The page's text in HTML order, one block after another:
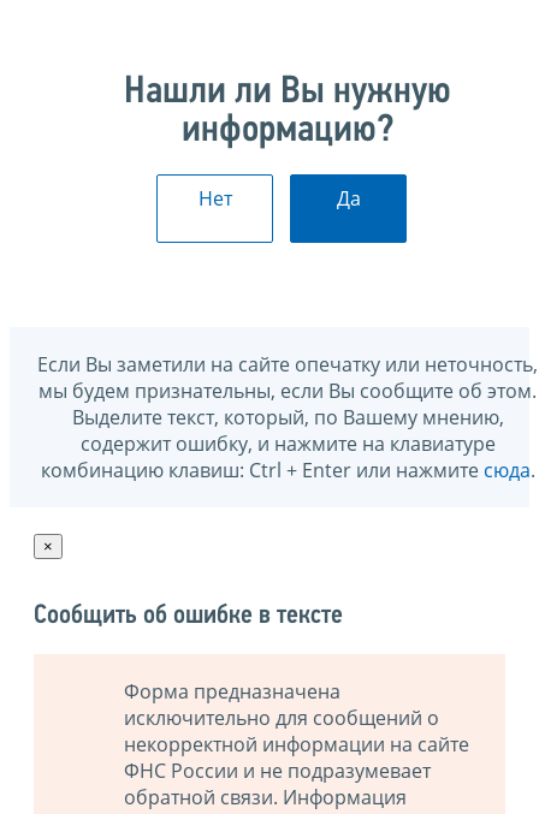
Нашли ли Вы нужную
информацию?
Нет Да
Если Вы заметили на сайте опечатку или неточность,
мы будем признательны, если Вы сообщите об этом.
Выделите текст, который, по Вашему мнению,
содержит ошибку, и нажмите на клавиатуре
комбинацию клавиш: Ctrl + Enter или нажмите сюда.
×
Сообщить об ошибке в тексте
Форма предназначена
исключительно для сообщений о
некорректной информации на сайте
ФНС России и не подразумевает
обратной связи. Информация